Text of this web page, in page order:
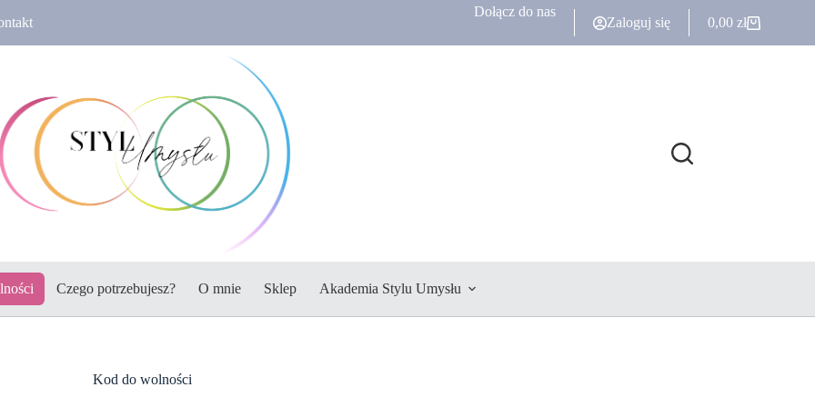
Dołącz do nas
Zaloguj się Koszyk
0,00 zł
Czego potrzebujesz? O mnie Sklep Akademia Stylu Umysłu
Kod do wolności